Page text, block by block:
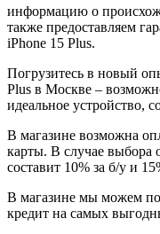
информацию о
также предоставляем
iPhone 15 Plus.
Погрузитесь в новый
Plus в Москве –
идеальное устройство,
В магазине возможна
карты. В случае выбора
составит 10% за б/у и
В магазине мы можем
кредит на самых